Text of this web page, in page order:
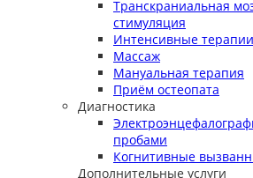
Транскраниальная
стимуляция
Интенсивные терапии
Массаж
Мануальная терапия
Приём остеопата
Диагностика
пробами
Когнитивные
Дополнительные услуги